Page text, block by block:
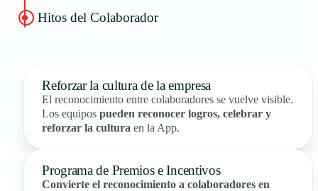
Hitos del Colaborador
Reforzar la cultura de la empresa
El reconocimiento entre colaboradores se vuelve visible.
Los equipospueden reconocer logros, celebrar y
reforzar la cultura en la App.
Programa de Premios e Incentivos
Convierte el reconocimiento a colaboradores en